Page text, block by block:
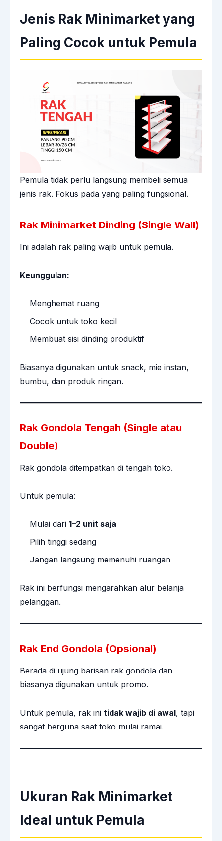
Jenis Rak Minimarket yang
Paling Cocok untuk Pemula
Pemula tidak perlu langsung membeli semua
jenis rak. Fokus pada yang paling fungsional.
Rak Minimarket Dinding (Single Wall)
Ini adalah rak paling wajib untuk pemula.
Keunggulan:
Menghemat ruang
Cocok untuk toko kecil
Membuat sisi dinding produktif
Biasanya digunakan untuk snack, mie instan,
bumbu, dan produk ringan.
Rak Gondola Tengah (Single atau
Double)
Rak gondola ditempatkan di tengah toko.
Untuk pemula:
Mulai dari 1–2 unit saja
Pilih tinggi sedang
Jangan langsung memenuhi ruangan
Rak ini berfungsi mengarahkan alur belanja
pelanggan.
Rak End Gondola (Opsional)
Berada di ujung barisan rak gondola dan
biasanya digunakan untuk promo.
Untuk pemula, rak ini tidak wajib di awal, tapi
sangat berguna saat toko mulai ramai.
Ukuran Rak Minimarket
Ideal untuk Pemula